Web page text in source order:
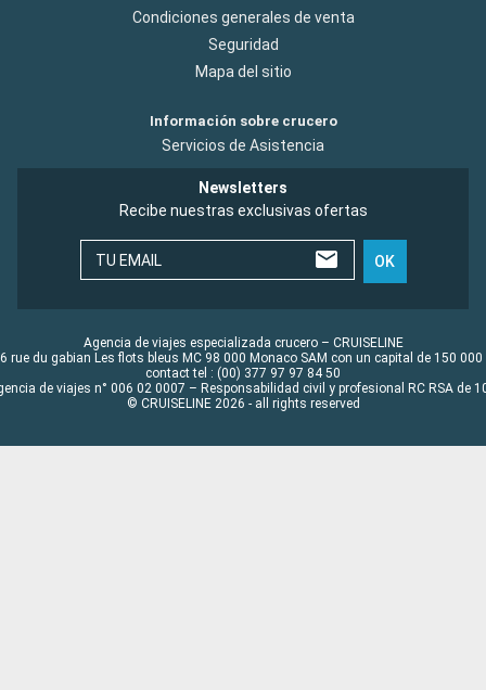
Condiciones generales de venta
Seguridad
Mapa del sitio
Información sobre crucero
Servicios de Asistencia
Newsletters
Recibe nuestras exclusivas ofertas
TU EMAIL OK
Agencia de viajes especializada crucero – CRUISELINE
rue du gabian Les flots bleus MC 98 000 Monaco SAM con un capital de 150 000
contact tel : (00) 377 97 97 84 50
de viajes n° 006 02 0007 – Responsabilidad civil y profesional RC RSA de
© CRUISELINE 2026 - all rights reserved